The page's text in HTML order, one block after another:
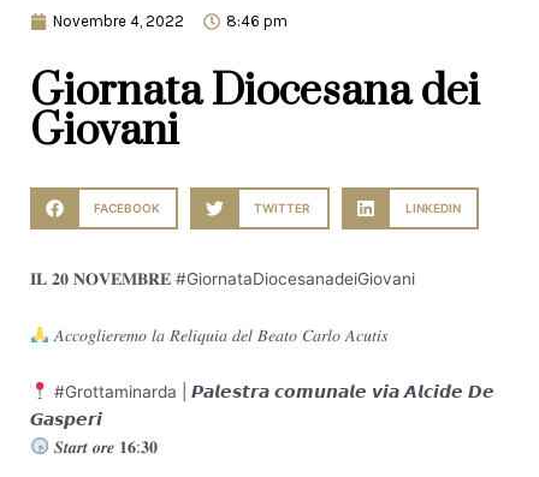
Novembre 4, 2022 8:46 pm
Giornata Diocesana dei
Giovani
FACEBOOK TWITTER LINKEDIN
𝐈𝐋 𝟐𝟎 𝐍𝐎𝐕𝐄𝐌𝐁𝐑𝐄 #GiornataDiocesanadeiGiovani
𝐴𝑐𝑐𝑜𝑔𝑙𝑖𝑒𝑟𝑒𝑚𝑜 𝑙𝑎 𝑅𝑒𝑙𝑖𝑞𝑢𝑖𝑎 𝑑𝑒𝑙 𝐵𝑒𝑎𝑡𝑜 𝐶𝑎𝑟𝑙𝑜 𝐴𝑐𝑢𝑡𝑖𝑠
#Grottaminarda | 𝙋𝙖𝙡𝙚𝙨𝙩𝙧𝙖 𝙘𝙤𝙢𝙪𝙣𝙖𝙡𝙚 𝙫𝙞𝙖 𝘼𝙡𝙘𝙞𝙙𝙚 𝘿𝙚
𝙂𝙖𝙨𝙥𝙚𝙧𝙞
𝑺𝒕𝒂𝒓𝒕 𝒐𝒓𝒆 𝟏𝟔:𝟑𝟎